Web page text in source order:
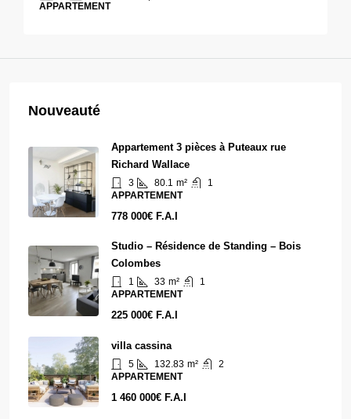
APPARTEMENT
Nouveauté
Appartement 3 pièces à Puteaux rue
Richard Wallace
3 80.1 m²
1
APPARTEMENT
778 000€ F.A.I
Studio – Résidence de Standing – Bois
Colombes
1 33 m²
1
APPARTEMENT
225 000€ F.A.I
villa cassina
5 132.83 m²
2
APPARTEMENT
1 460 000€ F.A.I